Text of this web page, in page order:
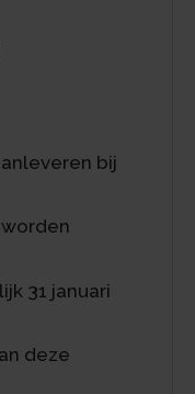
bij
31 januari
deze